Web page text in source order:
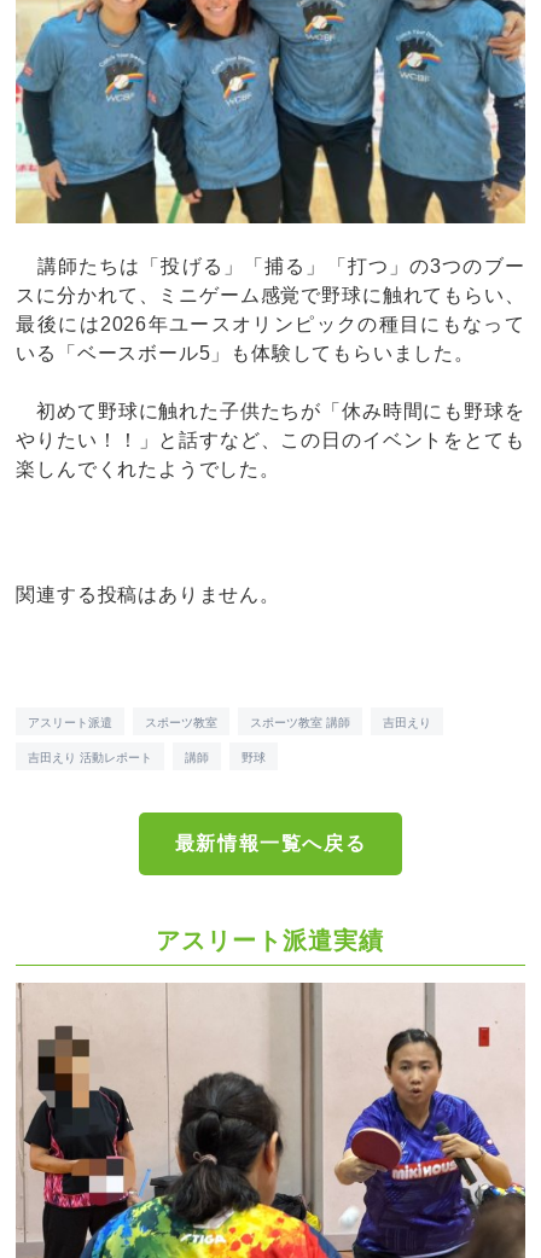
講師たちは「投げる」「捕る」「打つ」の3つのブー
スに分かれて、ミニゲーム感覚で野球に触れてもらい、
最後には2026年ユースオリンピックの種目にもなって
いる「ベースボール5」も体験してもらいました。
初めて野球に触れた子供たちが「休み時間にも野球を
やりたい！！」と話すなど、この日のイベントをとても
楽しんでくれたようでした。
関連する投稿はありません。
アスリート派遣 スポーツ教室 スポーツ教室 講師 吉田えり
吉田えり 活動レポート 講師 野球
最新情報一覧へ戻る
アスリート派遣実績